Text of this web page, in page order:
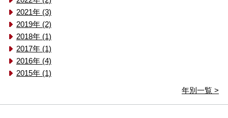
2021年 (3)
2019年 (2)
2018年 (1)
2017年 (1)
2016年 (4)
2015年 (1)
年別一覧 >